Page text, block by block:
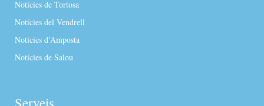
Notícies de Tortosa
Notícies del Vendrell
Notícies d’Amposta
Notícies de Salou